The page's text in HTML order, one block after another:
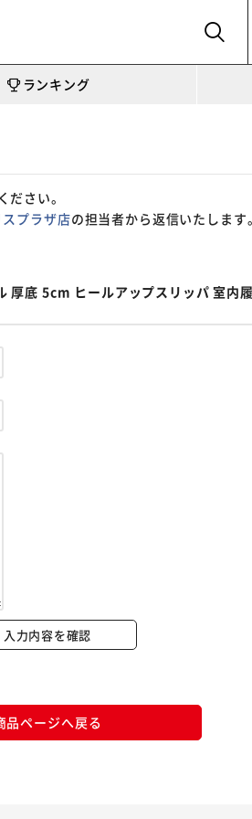
ランキング
さい。
プラザ店の担当者から返信いたします
底 5cm ヒールアップスリッパ 室内
入力内容を確認
品ページへ戻る